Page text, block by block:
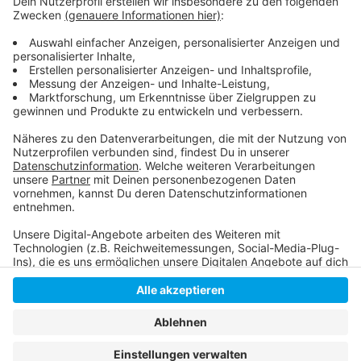
Hier geht es zur Homepage
Jens Neutag im Netz
Anzeige
Anzeige